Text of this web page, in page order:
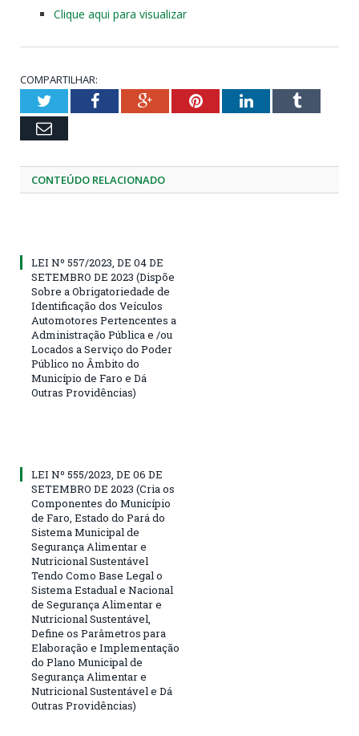
Clique aqui para visualizar
COMPARTILHAR:
TwitterFacebookGoogle+PinterestLinkedInTumblr
Email
CONTEÚDO RELACIONADO
LEI Nº 557/2023, DE 04 DE
SETEMBRO DE 2023 (Dispõe
Sobre a Obrigatoriedade de
Identificação dos Veículos
Automotores Pertencentes a
Administração Pública e /ou
Locados a Serviço do Poder
Público no Âmbito do
Município de Faro e Dá
Outras Providências)
LEI Nº 555/2023, DE 06 DE
SETEMBRO DE 2023 (Cria os
Componentes do Município
de Faro, Estado do Pará do
Sistema Municipal de
Segurança Alimentar e
Nutricional Sustentável
Tendo Como Base Legal o
Sistema Estadual e Nacional
de Segurança Alimentar e
Nutricional Sustentável,
Define os Parâmetros para
Elaboração e Implementação
do Plano Municipal de
Segurança Alimentar e
Nutricional Sustentável e Dá
Outras Providências)